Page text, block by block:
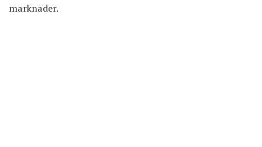
marknader.